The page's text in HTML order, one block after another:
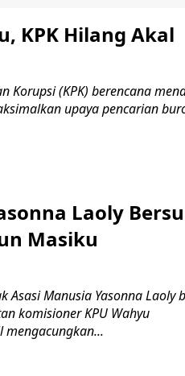
KPK Hilang Akal
Korupsi (KPK) berencana
upaya pencarian
Laoly
Masiku
Asasi Manusia Yasonna Laoly
komisioner KPU Wahyu
mengacungkan...